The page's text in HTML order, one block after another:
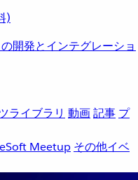
)
開発とインテグレーショ
ライブラリ 動画記事 プ
Meetup その他イベ